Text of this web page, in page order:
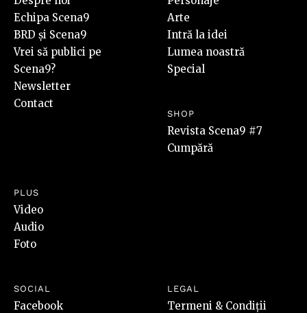
Echipa Scena9
BRD și Scena9
Vrei să publici pe
Scena9?
Newsletter
Contact
Arte
Intră la idei
Lumea noastră
Special
SHOP
Revista Scena9 #7
Cumpără
PLUS
Video
Audio
Foto
SOCIAL
Facebook
LEGAL
Termeni & Condiții